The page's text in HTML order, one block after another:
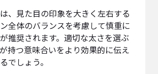
、見た目の印象を大きく左右する
全体のバランスを考慮して慎重に
推奨されます。適切な太さを選ぶ
持つ意味合いをより効果的に伝え
でしょう。